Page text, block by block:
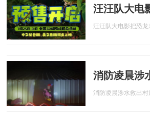
汪汪队大电
汪汪队大电影把恐
消防凌晨涉
消防凌晨涉水救出